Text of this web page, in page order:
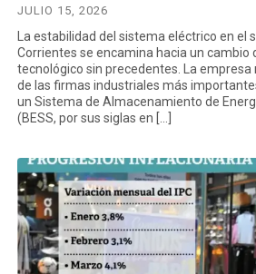
JULIO 15, 2026
La estabilidad del sistema eléctrico en el
Corrientes se encamina hacia un cambio
tecnológico sin precedentes. La
de las firmas industriales más
un Sistema de Almacenamiento de
(BESS, por sus siglas en […]